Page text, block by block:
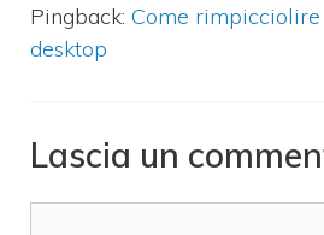
Pingback: Come rimpicciolire
desktop
Lascia un